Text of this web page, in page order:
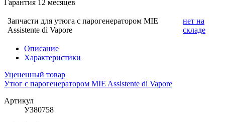
Гарантия 12 месяцев
Запчасти для утюга с парогенератором MIE
Assistente di Vapore
нет на
складе
Описание
Характеристики
Уцененный товар
Утюг с парогенератором MIE Assistente di Vapore
Артикул
У380758